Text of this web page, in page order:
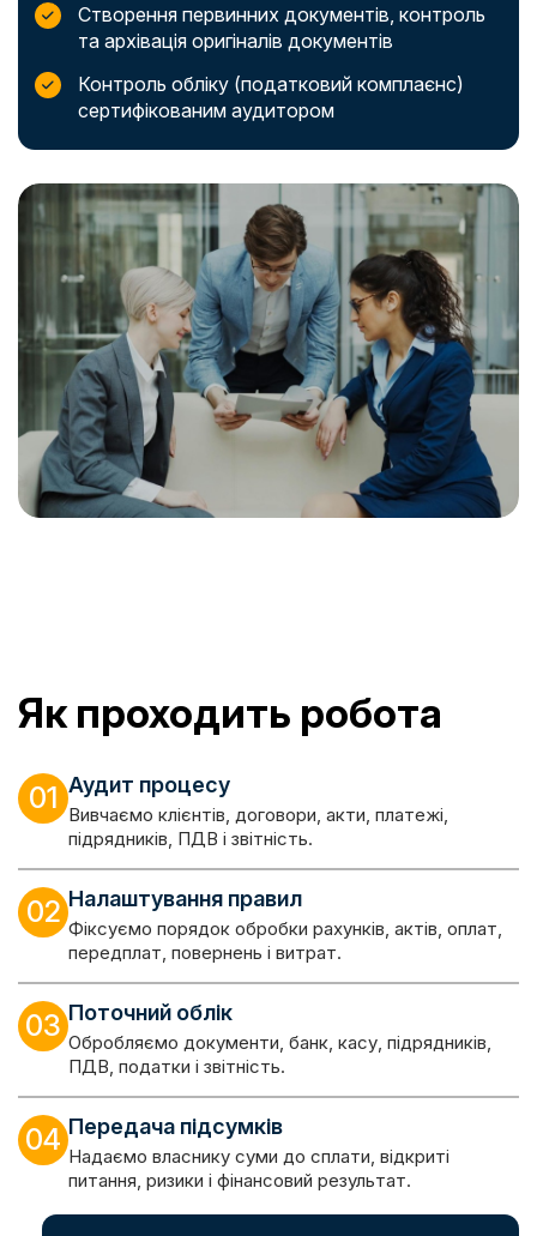
Створення первинних документів, контроль
та архівація оригіналів документів
Контроль обліку (податковий комплаєнс)
сертифікованим аудитором
Як проходить робота
01 Аудит процесу
Вивчаємо клієнтів, договори, акти, платежі,
підрядників, ПДВ і звітність.
02 Налаштування правил
Фіксуємо порядок обробки рахунків, актів, оплат,
передплат, повернень і витрат.
03 Поточний облік
Обробляємо документи, банк, касу, підрядників,
ПДВ, податки і звітність.
04 Передача підсумків
Надаємо власнику суми до сплати, відкриті
питання, ризики і фінансовий результат.